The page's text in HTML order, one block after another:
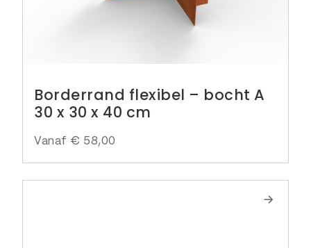
Borderrand flexibel – bocht A
30 x 30 x 40 cm
Vanaf € 58,00